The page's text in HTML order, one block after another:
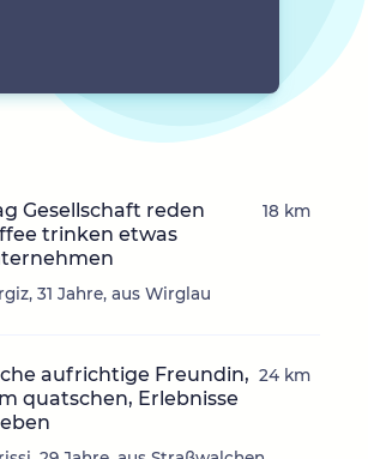
Gesellschaft reden
trinken etwas
31 Jahre, aus Wirglau
18 km
aufrichtige Freundin,
quatschen, Erlebnisse
24 km